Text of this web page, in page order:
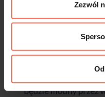
Zezwól
meblach w
Kształt uchwytu
do nowoczesnych
wnętrz klasycznych,
będzie modny przez